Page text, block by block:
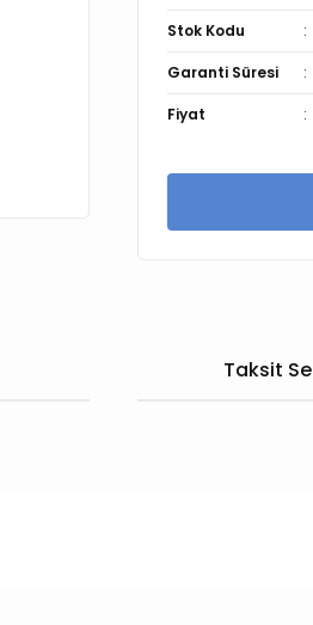
Stok Kodu
Garanti Süresi
Fiyat
Taksit